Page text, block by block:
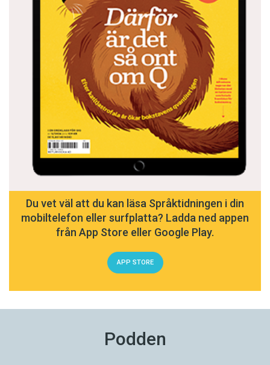
Du vet väl att du kan läsa Språktidningen i din
mobiltelefon eller surfplatta? Ladda ned appen
från App Store eller Google Play.
APP STORE
Podden